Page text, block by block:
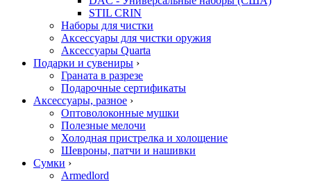
STIL CRIN
Наборы для чистки
Аксессуары для чистки оружия
Аксессуары Quarta
Подарки и сувениры ›
Граната в разрезе
Подарочные сертификаты
Аксессуары, разное ›
Оптоволоконные мушки
Полезные мелочи
Холодная пристрелка и холощение
Шевроны, патчи и нашивки
Сумки ›
Armedlord